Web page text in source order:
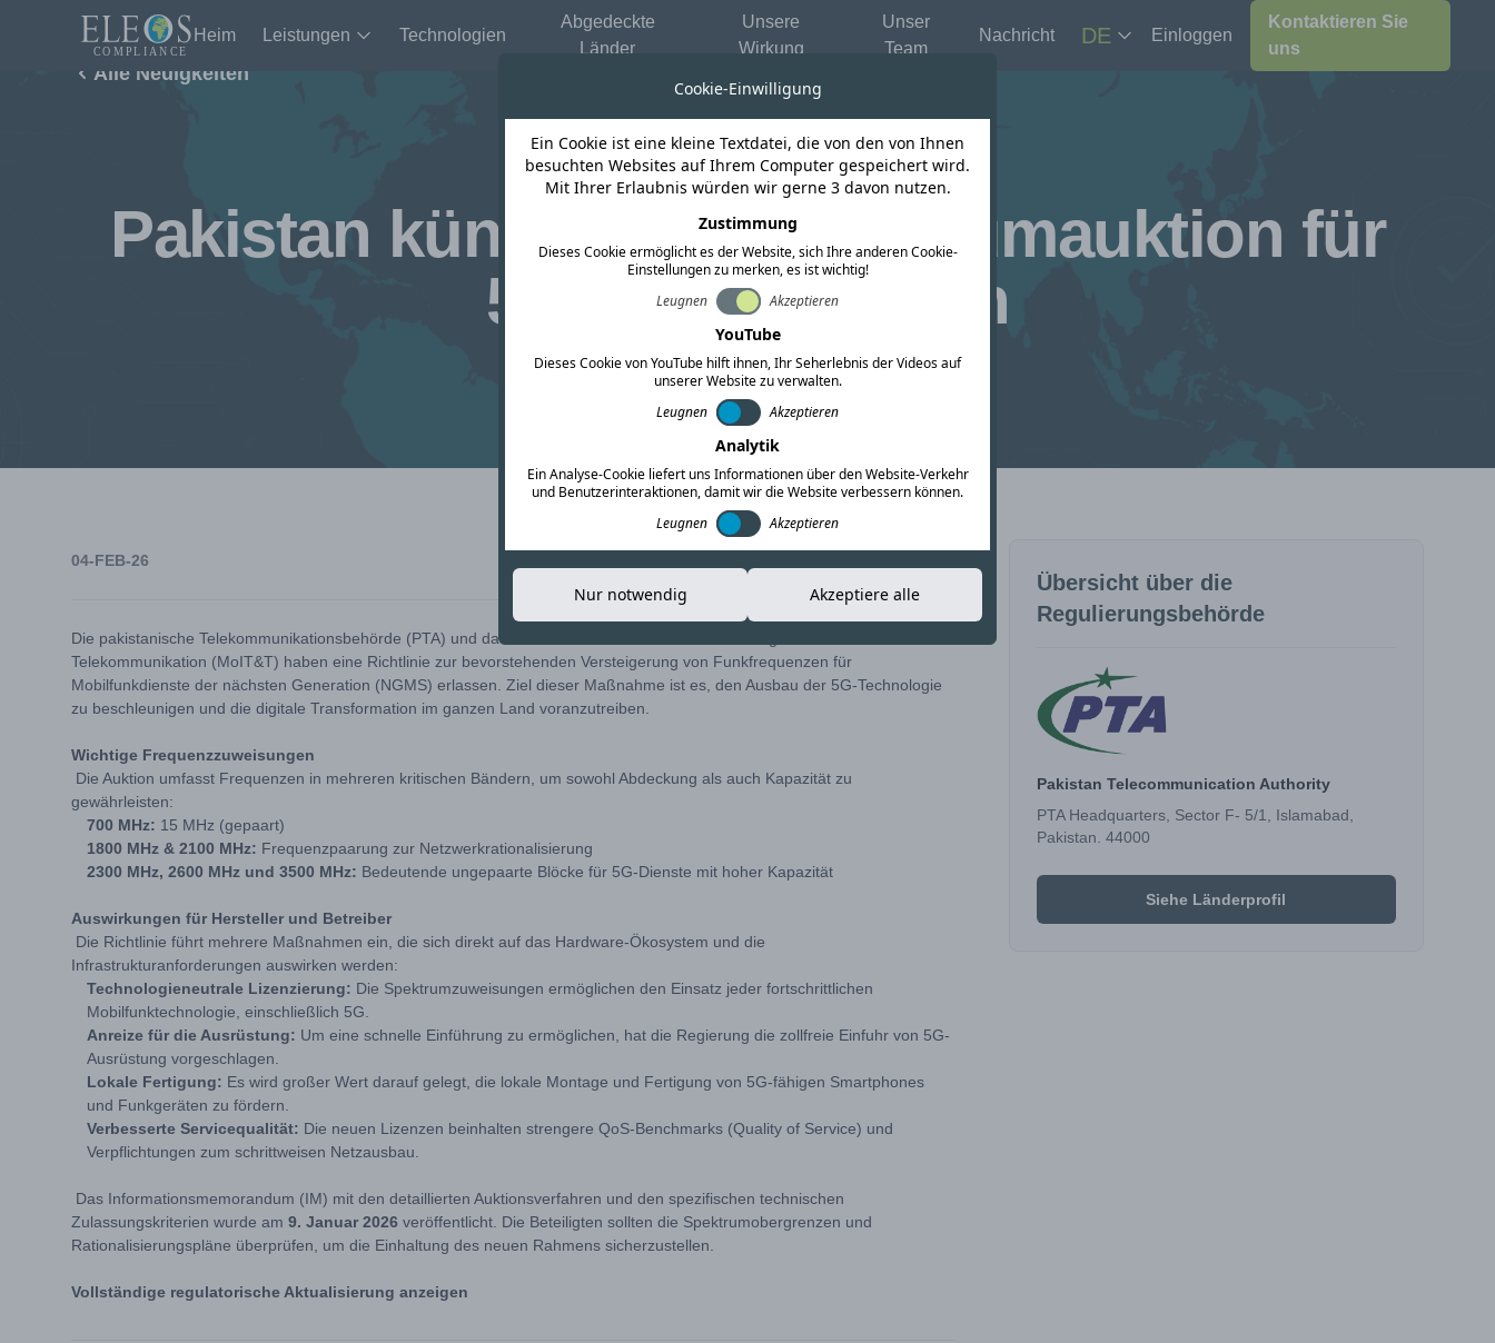
Heim Leistungen Technologien
Abgedeckte
Länder
Unsere
Wirkung
Unser
Team
Nachricht DE Einloggen
Kontaktieren Sie
uns
Alle Neuigkeiten
Pakistan
Pakistan kündigt IMT-Spektrumauktion für
5G und NGMS an
04-FEB-26
Die pakistanische Telekommunikationsbehörde (PTA) und das Ministerium für Informationstechnologie und
Telekommunikation (MoIT&T) haben eine Richtlinie zur bevorstehenden Versteigerung von Funkfrequenzen für
Mobilfunkdienste der nächsten Generation (NGMS) erlassen. Ziel dieser Maßnahme ist es, den Ausbau der 5G-Technologie
zu beschleunigen und die digitale Transformation im ganzen Land voranzutreiben.
Wichtige Frequenzzuweisungen
Die Auktion umfasst Frequenzen in mehreren kritischen Bändern, um sowohl Abdeckung als auch Kapazität zu
gewährleisten:
700 MHz: 15 MHz (gepaart)
1800 MHz & 2100 MHz: Frequenzpaarung zur Netzwerkrationalisierung
2300 MHz, 2600 MHz und 3500 MHz: Bedeutende ungepaarte Blöcke für 5G-Dienste mit hoher Kapazität
Auswirkungen für Hersteller und Betreiber
Die Richtlinie führt mehrere Maßnahmen ein, die sich direkt auf das Hardware-Ökosystem und die
Infrastrukturanforderungen auswirken werden:
Technologieneutrale Lizenzierung: Die Spektrumzuweisungen ermöglichen den Einsatz jeder fortschrittlichen
Mobilfunktechnologie, einschließlich 5G.
Anreize für die Ausrüstung: Um eine schnelle Einführung zu ermöglichen, hat die Regierung die zollfreie Einfuhr von 5G-
Ausrüstung vorgeschlagen.
Lokale Fertigung: Es wird großer Wert darauf gelegt, die lokale Montage und Fertigung von 5G-fähigen Smartphones
und Funkgeräten zu fördern.
Verbesserte Servicequalität: Die neuen Lizenzen beinhalten strengere QoS-Benchmarks (Quality of Service) und
Verpflichtungen zum schrittweisen Netzausbau.
Das Informationsmemorandum (IM) mit den detaillierten Auktionsverfahren und den spezifischen technischen
Zulassungskriterien wurde am 9. Januar 2026 veröffentlicht. Die Beteiligten sollten die Spektrumobergrenzen und
Rationalisierungspläne überprüfen, um die Einhaltung des neuen Rahmens sicherzustellen.
Vollständige regulatorische Aktualisierung anzeigen
Übersicht über die
Regulierungsbehörde
Pakistan Telecommunication Authority
PTA Headquarters, Sector F- 5/1, Islamabad,
Pakistan. 44000
Siehe Länderprofil
Cookie-Einwilligung
Ein Cookie ist eine kleine Textdatei, die von den von Ihnen
besuchten Websites auf Ihrem Computer gespeichert wird.
Mit Ihrer Erlaubnis würden wir gerne 3 davon nutzen.
Zustimmung
Dieses Cookie ermöglicht es der Website, sich Ihre anderen Cookie-
Einstellungen zu merken, es ist wichtig!
Leugnen
Akzeptieren
YouTube
Dieses Cookie von YouTube hilft ihnen, Ihr Seherlebnis der Videos auf
unserer Website zu verwalten.
Leugnen
Akzeptieren
Analytik
Ein Analyse-Cookie liefert uns Informationen über den Website-Verkehr
und Benutzerinteraktionen, damit wir die Website verbessern können.
Leugnen
Akzeptieren
Nur notwendig Akzeptiere alle